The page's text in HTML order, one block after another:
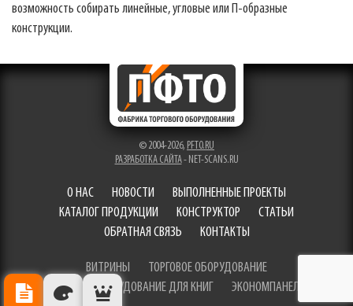
ОПИСАНИЕ ЦВЕТА ОТДЕЛКИРЕКОМЕНДУЕМЫЕ ТОВАРЫ
возможность собирать линейные, угловые или П-образные
конструкции.
© 2004-2026, PFTO.RU
РАЗРАБОТКА САЙТА- NET-SCANS.RU
О НАС НОВОСТИ
ВЫПОЛНЕННЫЕ ПРОЕКТЫ
КАТАЛОГ ПРОДУКЦИИ
КОНСТРУКТОР
СТАТЬИ
ОБРАТНАЯ СВЯЗЬ
КОНТАКТЫ
ВИТРИНЫ
ТОРГОВОЕ ОБОРУДОВАНИЕ
ТОРГОВОЕ ОБОРУДОВАНИЕ ДЛЯ КНИГ
ЭКОНОМПАНЕЛИ